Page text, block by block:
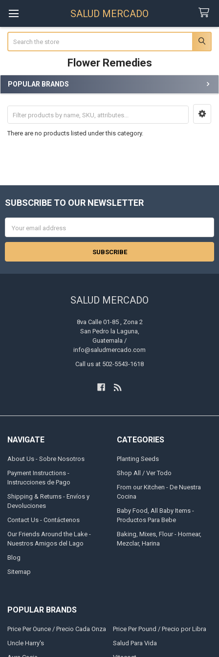
SALUD MERCADO
Flower Remedies
Sidebar
POPULAR BRANDS
There are no products listed under this category.
Footer
SUBSCRIBE TO OUR NEWSLETTER
Address
SALUD MERCADO
8va Calle 01-85 , Zona 2
San Pedro la Laguna,
Guatemala /
info@saludmercado.com
Call us at 502-5543-1618
NAVIGATE
About Us - Sobre Nosotros
Payment Instructions -
Instrucciones de Pago
Shipping & Returns - Envíos y
Devoluciones
Contact Us - Contáctenos
Our Friends Around the Lake -
Nuestros Amigos del Lago
Blog
Sitemap
CATEGORIES
Planting Seeds
Shop All / Ver Todo
From our Kitchen - De Nuestra
Cocina
Baby Food, All Baby Items -
Productos Para Bebe
Baking, Mixes, Flour - Hornear,
Mezclar, Harina
POPULAR BRANDS
Price Per Ounce / Precio Cada Onza
Uncle Harry's
Price Per Pound / Precio por Libra
Salud Para Vida